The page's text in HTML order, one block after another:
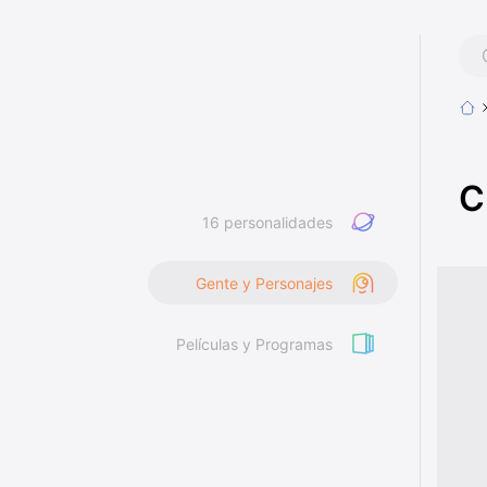
16 personalidades
Gente y Personajes
Películas y Programas